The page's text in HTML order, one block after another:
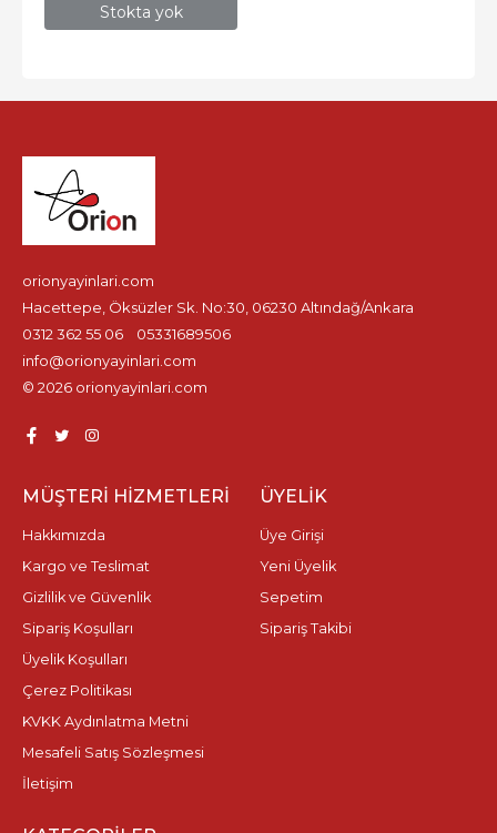
Stokta yok
orionyayinlari.com
Hacettepe, Öksüzler Sk. No:30, 06230 Altındağ/Ankara
0312 362 55 06
05331689506
info@orionyayinlari.com
© 2026 orionyayinlari.com
MÜŞTERI HIZMETLERI
Hakkımızda
Kargo ve Teslimat
Gizlilik ve Güvenlik
Sipariş Koşulları
Üyelik Koşulları
Çerez Politikası
KVKK Aydınlatma Metni
Mesafeli Satış Sözleşmesi
İletişim
ÜYELIK
Üye Girişi
Yeni Üyelik
Sepetim
Sipariş Takibi